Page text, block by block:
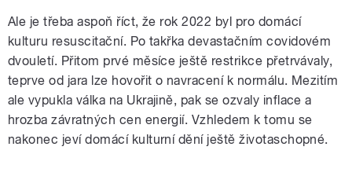
Ale je třeba aspoň říct, že rok 2022 byl pro domácí
kulturu resuscitační. Po takřka devastačním covidovém
dvouletí. Přitom prvé měsíce ještě restrikce přetrvávaly,
teprve od jara lze hovořit o navracení k normálu. Mezitím
ale vypukla válka na Ukrajině, pak se ozvaly inflace a
hrozba závratných cen energií. Vzhledem k tomu se
nakonec jeví domácí kulturní dění ještě životaschopné.